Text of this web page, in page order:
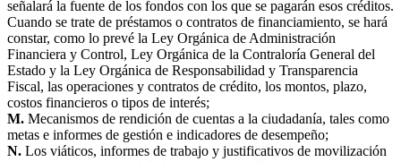
señalará la fuente de los fondos con los que se pagarán esos créditos.
Cuando se trate de préstamos o contratos de financiamiento, se hará
constar, como lo prevé la Ley Orgánica de Administración
Financiera y Control, Ley Orgánica de la Contraloría General del
Estado y la Ley Orgánica de Responsabilidad y Transparencia
Fiscal, las operaciones y contratos de crédito, los montos, plazo,
costos financieros o tipos de interés;
M. Mecanismos de rendición de cuentas a la ciudadanía, tales como
metas e informes de gestión e indicadores de desempeño;
N. Los viáticos, informes de trabajo y justificativos de movilización